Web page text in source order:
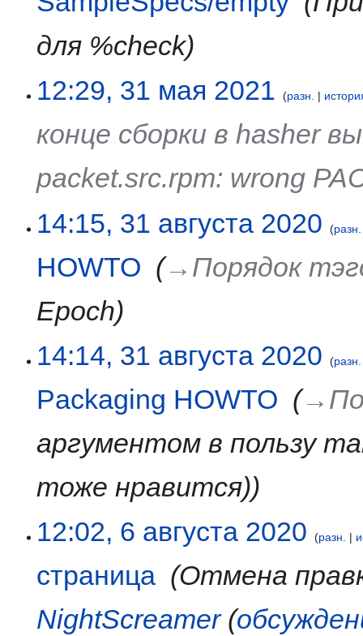
для %check
мая12:29, 31 мая 2021 разн.
конце сборки в hasher
packet.src.rpm: wrong
августа
14:15, 31 августа 2020 разн.
HOWTO
→‎Порядок
Epoch
14:14, 31 августа 2020
разн.
Packaging HOWTO
аргументом в пользу
тоже нравится)
августа
12:02, 6 августа 2020 разн.
страница
Отмена
NightScreamer(